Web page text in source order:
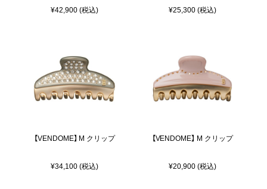
¥42,900 (税込) ¥25,300 (税込)
【VENDOME】 M クリップ
¥34,100 (税込)
【VENDOME】 M クリップ
¥20,900 (税込)